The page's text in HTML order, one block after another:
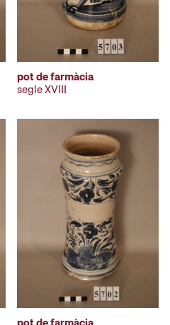
pot de farmàcia
segle XVIII